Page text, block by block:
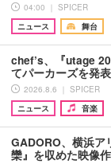
04:00 ｜ SPICER
ニュース
舞台
chef’s、『utage
てパーカーズを発表
2026.8.6 ｜ SPICER
ニュース
音楽
GADORO、横浜ア
欒』を収めた映像